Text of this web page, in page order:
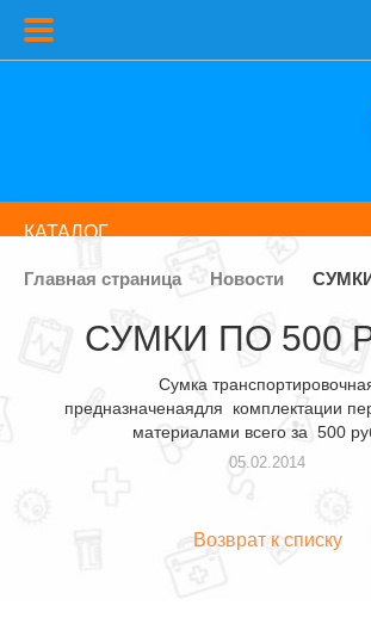
КАТАЛОГ
Главная страница Новости
СУМКИ ПО 500
Сумка
предназначенаядля комплектации
материалами всего за 500
05.02.2014
Возврат к списку